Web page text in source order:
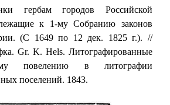
гербам городов Российской
к 1-му Собранию законов
(С 1649 по 12 дек. 1825 г.). //
Gr. K. Hels. Литографированные
повелению в литографии
поселений. 1843.